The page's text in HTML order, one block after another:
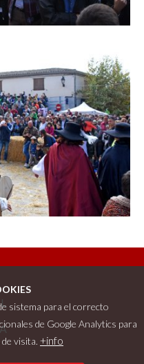
sistema para el correcto
de Google Analytics para
visita. +info